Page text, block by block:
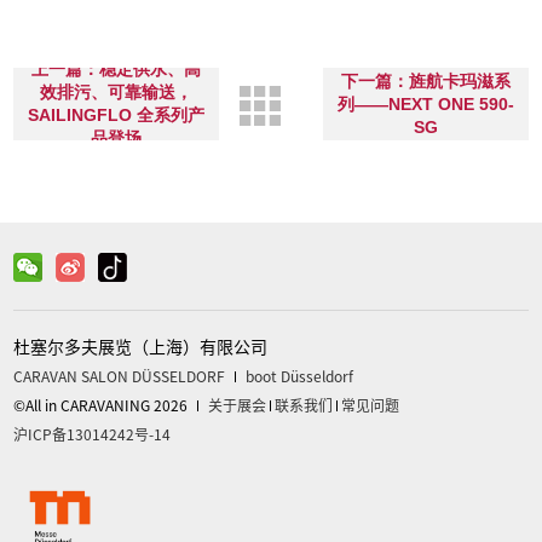
上一篇：稳定供水、高
效排污、可靠输送，
SAILINGFLO 全系列产
品登场
下一篇：旌航卡玛滋系
列——NEXT ONE 590-
SG
杜塞尔多夫展览（上海）有限公司
CARAVAN SALON DÜSSELDORF
boot Düsseldorf
©All in CARAVANING 2026
关于展会 联系我们
常见问题
沪ICP备13014242号-14